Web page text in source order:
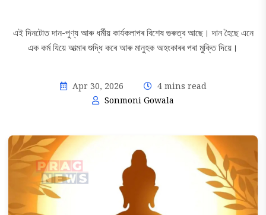
এই দিনটোত দান-পুণ্য আৰু ধৰ্মীয় কাৰ্যকলাপৰ বিশেষ গুৰুত্ব আছে। দান হৈছে এনে
এক কৰ্ম যিয়ে আত্মাৰ শুদ্ধি কৰে আৰু মানুহক অহংকাৰৰ পৰা মুক্তি দিয়ে।
Apr 30, 2026
4 mins read
Sonmoni Gowala